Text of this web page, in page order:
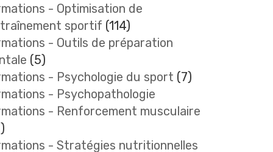
- Optimisation de
sportif (114)
- Outils de préparation
(5)
- Psychologie du sport (7)
- Psychopathologie
- Renforcement musculaire
- Stratégies nutritionnelles